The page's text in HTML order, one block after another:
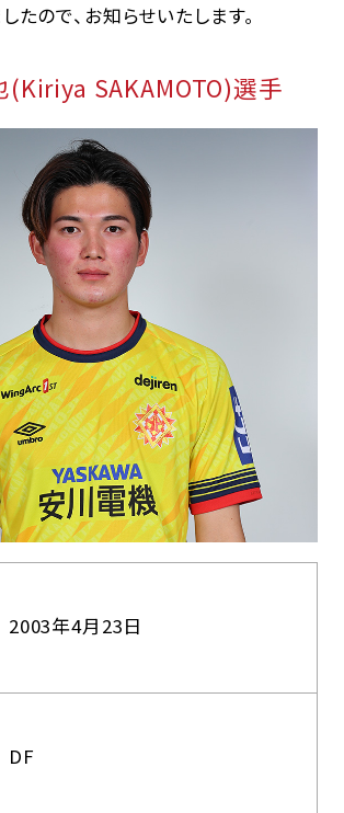
たので、お知らせいたします｡
(Kiriya SAKAMOTO)選手
2003年4月23日
DF